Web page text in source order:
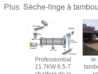
Plus Sèche-linge à
Professionbal
21.7KW 6.5-7
le